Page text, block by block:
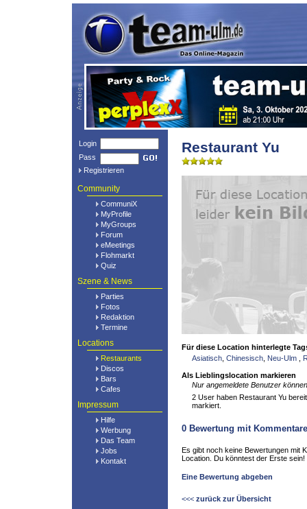
Login
Pass
Registrieren
Community
CommuniX
MyProfile
MyGroups
Forum
eMeetings
Flohmarkt
Quiz
Szene & News
Parties
Fotos
Redaktion
Termine
Locations
Restaurants
Discos
Bars
Cafes
Impressum
Hilfe
Werbung
Das Team
Jobs
Kontakt
Restaurant Yu
Für diese Location hinterlegte
Asiatisch Chinesisch Neu-Ulm
Als Lieblingslocation markieren
Nur angemeldete Benutzer
2 User haben Restaurant Yu
markiert.
0 Bewertung mit
Es gibt noch keine Bewertungen mit
Location. Du könntest der Erste sein!
Eine Bewertung abgeben
<<< zurück zur Übersicht